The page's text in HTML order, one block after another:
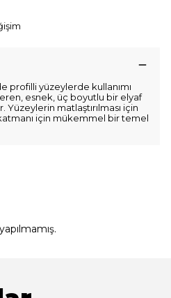
profilli yüzeylerde kullanımı
esnek, üç boyutlu bir elyaf
matlaştırılması için
için mükemmel bir temel